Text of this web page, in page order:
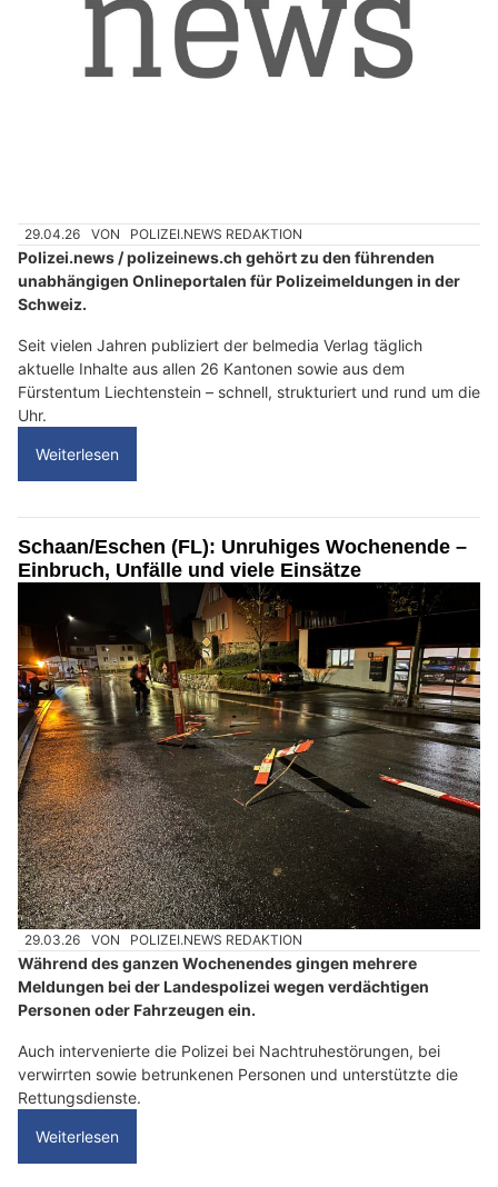
29.04.26 VON POLIZEI.NEWS REDAKTION
Polizei.news / polizeinews.ch gehört zu den führenden
unabhängigen Onlineportalen für Polizeimeldungen in der
Schweiz.
Seit vielen Jahren publiziert der belmedia Verlag täglich
aktuelle Inhalte aus allen 26 Kantonen sowie aus dem
Fürstentum Liechtenstein – schnell, strukturiert und rund um die
Uhr.
Weiterlesen
Schaan/Eschen (FL): Unruhiges Wochenende –
Einbruch, Unfälle und viele Einsätze
29.03.26 VON POLIZEI.NEWS REDAKTION
Während des ganzen Wochenendes gingen mehrere
Meldungen bei der Landespolizei wegen verdächtigen
Personen oder Fahrzeugen ein.
Auch intervenierte die Polizei bei Nachtruhestörungen, bei
verwirrten sowie betrunkenen Personen und unterstützte die
Rettungsdienste.
Weiterlesen